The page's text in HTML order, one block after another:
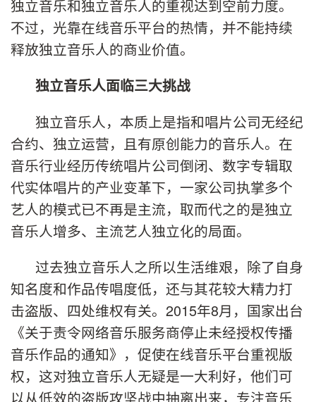
独立音乐和独立音乐人的重视达到空前力度。
不过，光靠在线音乐平台的热情，并不能持续
释放独立音乐人的商业价值。
独立音乐人面临三大挑战
独立音乐人，本质上是指和唱片公司无经纪
合约、独立运营，且有原创能力的音乐人。在
音乐行业经历传统唱片公司倒闭、数字专辑取
代实体唱片的产业变革下，一家公司执掌多个
艺人的模式已不再是主流，取而代之的是独立
音乐人增多、主流艺人独立化的局面。
过去独立音乐人之所以生活维艰，除了自身
知名度和作品传唱度低，还与其花较大精力打
击盗版、四处维权有关。2015年8月，国家出台
《关于责令网络音乐服务商停止未经授权传播
音乐作品的通知》，促使在线音乐平台重视版
权，这对独立音乐人无疑是一大利好，他们可
以从低效的盗版攻坚战中抽离出来，专注音乐